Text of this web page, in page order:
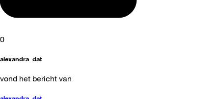
0
alexandra_dat
vond het bericht van